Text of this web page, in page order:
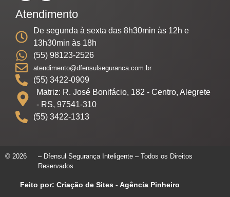
Atendimento
De segunda à sexta das 8h30min às 12h e
13h30min às 18h
(55) 98123-2526
atendimento@dfensulseguranca.com.br
(55) 3422-0909
Matriz: R. José Bonifácio, 182 - Centro, Alegrete
- RS, 97541-310
(55) 3422-1313
© 2026
– Dfensul Segurança Inteligente – Todos os Direitos
Reservados
Feito por: Criação de Sites - Agência Pinheiro